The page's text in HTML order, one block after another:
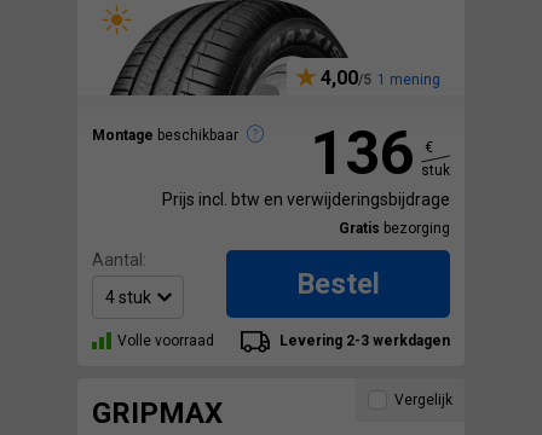
4,00 1 mening
Montage beschikbaar 136
€
stuk
Prijs incl. btw en verwijderingsbijdrage
Gratis bezorging
Aantal:
Bestel
Volle voorraad Levering 2-3 werkdagen
GRIPMAX Vergelijk